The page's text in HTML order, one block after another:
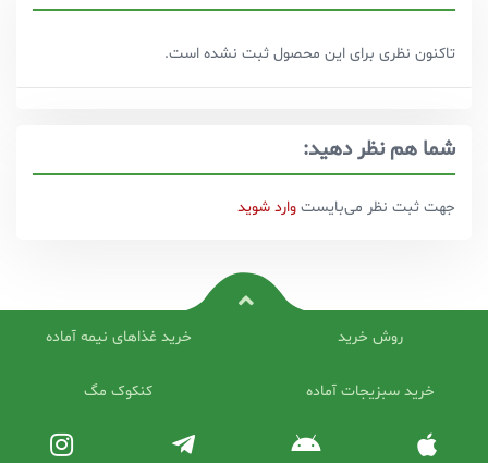
تاکنون نظری برای این محصول ثبت نشده است.
شما هم نظر دهید:
جهت ثبت نظر می‌بایست وارد شوید
روش خرید
خرید سبزیجات آماده
خرید غذاهای نیمه آماده
کنکوک مگ